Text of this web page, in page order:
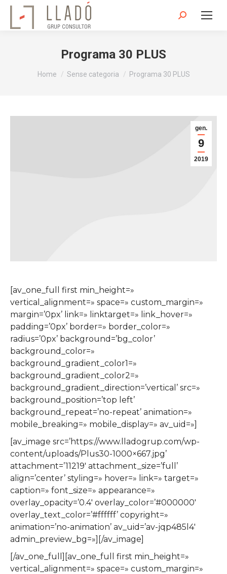
Search:
Programa 30 PLUS
You are here:
Home Sense categoria Programa 30 PLUS
gen.
9
2019
[av_one_full first min_height=»
vertical_alignment=» space=» custom_margin=»
margin=’0px’ link=» linktarget=» link_hover=»
padding=’0px’ border=» border_color=»
radius=’0px’ background=’bg_color’
background_color=»
background_gradient_color1=»
background_gradient_color2=»
background_gradient_direction=’vertical’ src=»
background_position=’top left’
background_repeat=’no-repeat’ animation=»
mobile_breaking=» mobile_display=» av_uid=»]
[av_image src=’https://www.lladogrup.com/wp-
content/uploads/Plus30-1000×667.jpg’
attachment=’11219′ attachment_size=’full’
align=’center’ styling=» hover=» link=» target=»
caption=» font_size=» appearance=»
overlay_opacity=’0.4′ overlay_color=’#000000′
overlay_text_color=’#ffffff’ copyright=»
animation=’no-animation’ av_uid=’av-jqp485l4′
admin_preview_bg=»][/av_image]
[/av_one_full][av_one_full first min_height=»
vertical_alignment=» space=» custom_margin=»